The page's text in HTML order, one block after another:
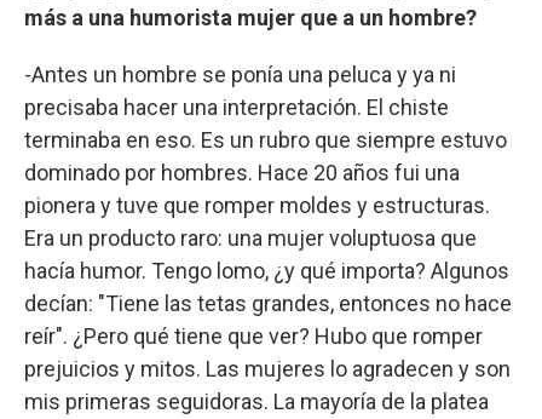
más a una humorista mujer que a un hombre?
-Antes un hombre se ponía una peluca y ya ni
precisaba hacer una interpretación. El chiste
terminaba en eso. Es un rubro que siempre estuvo
dominado por hombres. Hace 20 años fui una
pionera y tuve que romper moldes y estructuras.
Era un producto raro: una mujer voluptuosa que
hacía humor. Tengo lomo, ¿y qué importa? Algunos
decían: "Tiene las tetas grandes, entonces no hace
reír". ¿Pero qué tiene que ver? Hubo que romper
prejuicios y mitos. Las mujeres lo agradecen y son
mis primeras seguidoras. La mayoría de la platea